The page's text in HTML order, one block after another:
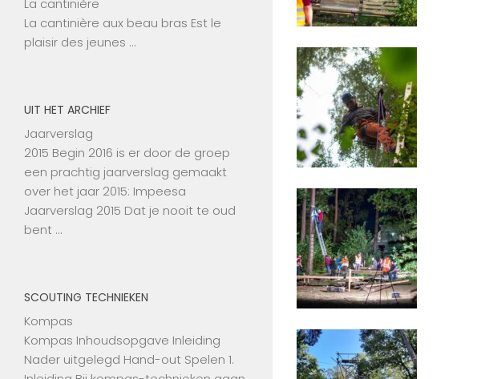
La cantinière
La cantinière aux beau bras Est le
plaisir des jeunes …
UIT HET ARCHIEF
Jaarverslag
2015 Begin 2016 is er door de groep
een prachtig jaarverslag gemaakt
over het jaar 2015: Impeesa
Jaarverslag 2015 Dat je nooit te oud
bent …
SCOUTING TECHNIEKEN
Kompas
Kompas Inhoudsopgave Inleiding
Nader uitgelegd Hand-out Spelen 1.